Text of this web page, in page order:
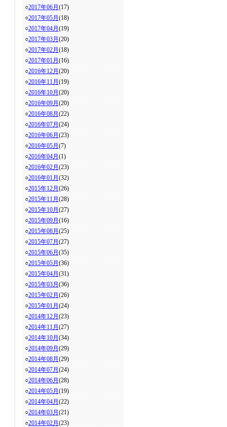
○2017年06月 (17)
○2017年05月 (18)
○2017年04月 (19)
○2017年03月 (20)
○2017年02月 (18)
○2017年01月 (16)
○2016年12月 (20)
○2016年11月 (19)
○2016年10月 (20)
○2016年09月 (20)
○2016年08月 (22)
○2016年07月 (24)
○2016年06月 (23)
○2016年05月 (7)
○2016年04月 (1)
○2016年02月 (23)
○2016年01月 (32)
○2015年12月 (26)
○2015年11月 (28)
○2015年10月 (27)
○2015年09月 (16)
○2015年08月 (25)
○2015年07月 (27)
○2015年06月 (35)
○2015年05月 (36)
○2015年04月 (31)
○2015年03月 (36)
○2015年02月 (26)
○2015年01月 (24)
○2014年12月 (23)
○2014年11月 (27)
○2014年10月 (34)
○2014年09月 (29)
○2014年08月 (29)
○2014年07月 (24)
○2014年06月 (28)
○2014年05月 (19)
○2014年04月 (22)
○2014年03月 (21)
○2014年02月 (23)